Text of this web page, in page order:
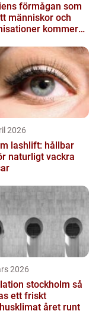
som
människor och
kommer
2026
lashlift: hållbar
naturligt vackra
2026
stockholm så
ett friskt
året runt